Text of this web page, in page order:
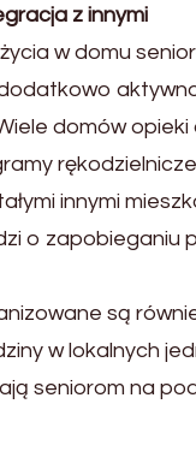
z innymi
w domu
domów
innymi
o
są
w lokalnych
seniorom na